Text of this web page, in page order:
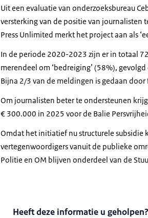
Uit een evaluatie van onderzoeksbureau
versterking van de positie van journalisten
Press Unlimited merkt het project aan als
In de periode 2020-2023 zijn er in totaal
merendeel om ‘bedreiging’ (58%),
Bijna 2/3 van de meldingen is gedaan
Om journalisten beter te ondersteunen
€ 300.000 in 2025 voor de Balie
Omdat het initiatief nu structurele subsidie
vertegenwoordigers vanuit de publieke
Politie en OM blijven onderdeel van de
Heeft deze informatie u geholpen?